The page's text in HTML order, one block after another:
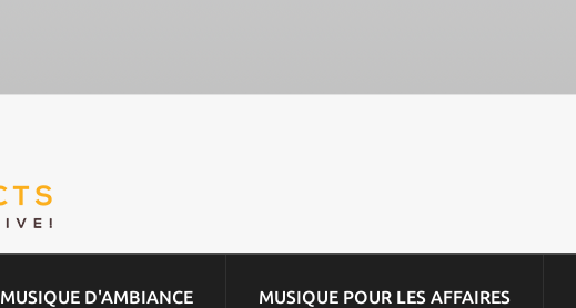
MUSIQUE D'AMBIANCE MUSIQUE POUR LES AFFAIRES